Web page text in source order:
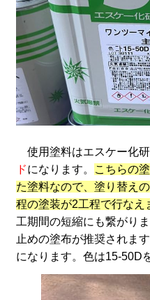
使用塗料はエスケー化
ドになります。
こちらの
た塗料なので、塗り替え
程の塗装が2工程で行なえ
工期間の短縮にも繋がり
止めの塗布が推奨されま
になります。色は15-50D